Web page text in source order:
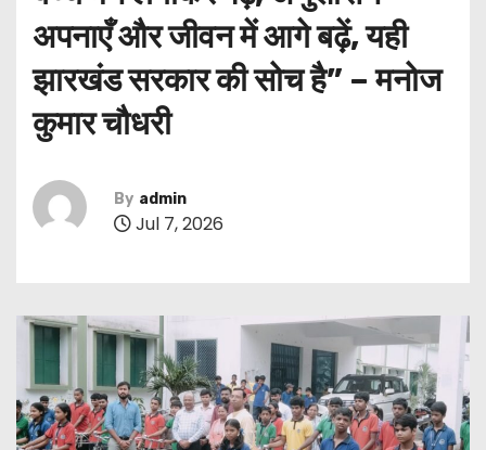
अपनाएँ और जीवन में आगे बढ़ें, यही
झारखंड सरकार की सोच है” – मनोज
कुमार चौधरी
By admin
Jul 7, 2026